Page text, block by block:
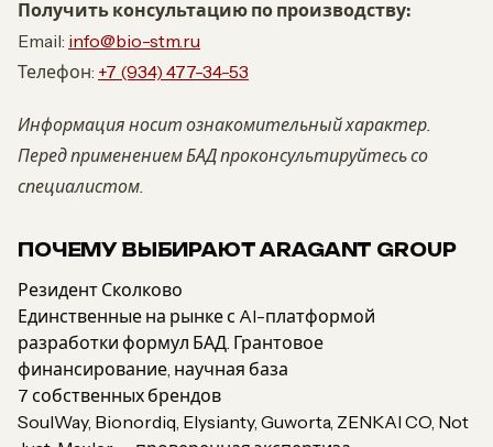
Получить консультацию по производству:
Email: info@bio-stm.ru
Телефон: +7 (934) 477-34-53
Информация носит ознакомительный характер.
Перед применением БАД проконсультируйтесь со
специалистом.
ПОЧЕМУ ВЫБИРАЮТ ARAGANT GROUP
Резидент Сколково
Единственные на рынке с AI-платформой
разработки формул БАД. Грантовое
финансирование, научная база
7 собственных брендов
SoulWay, Bionordiq, Elysianty, Guworta, ZENKAI CO, Not